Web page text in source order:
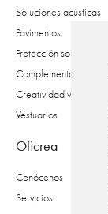
Soluciones acústicas
Pavimentos
Protección solar
Complementos
Creatividad vegetal
Vestuarios
Oficrea
Conócenos
Servicios